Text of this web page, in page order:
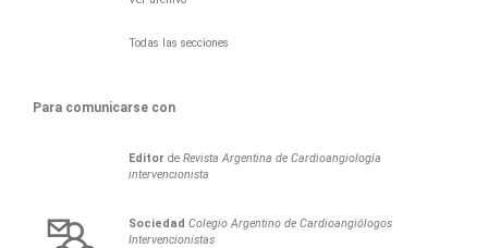
Todas las secciones
Para comunicarse con
Editor deRevista Argentina de Cardioangiología
intervencionista
Sociedad Colegio Argentino de Cardioangiólogos
Intervencionistas